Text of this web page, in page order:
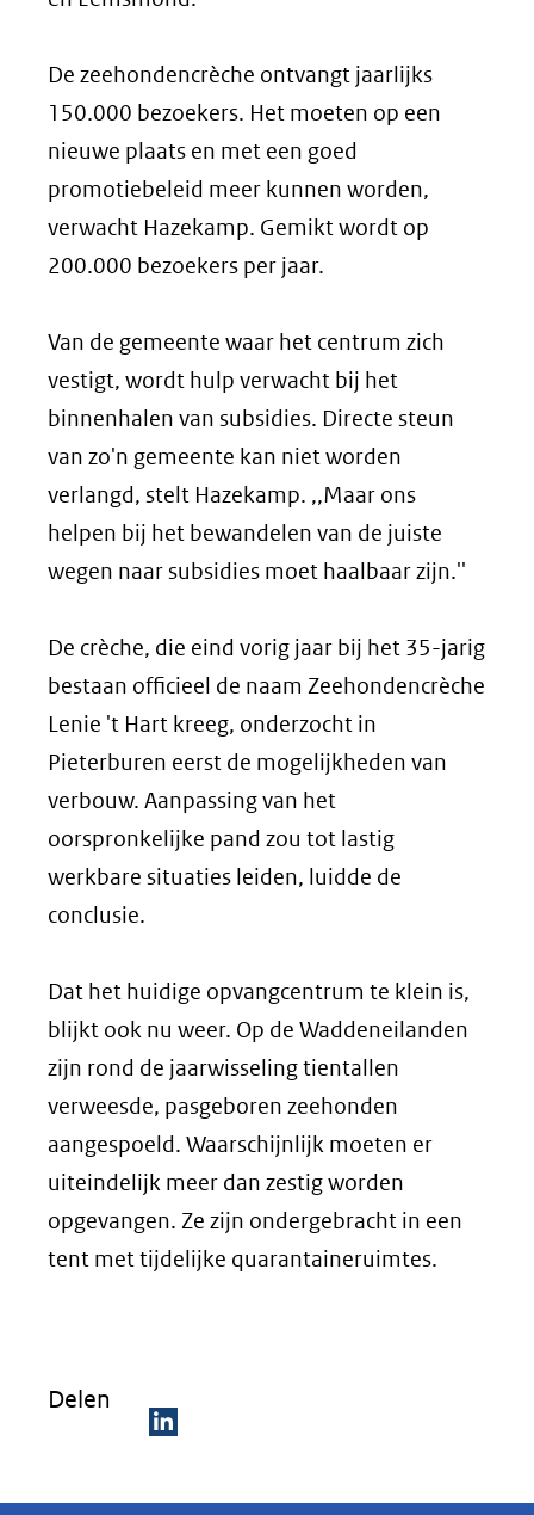
De zeehondencrèche ontvangt jaarlijks
150.000 bezoekers. Het moeten op een
nieuwe plaats en met een goed
promotiebeleid meer kunnen worden,
verwacht Hazekamp. Gemikt wordt op
200.000 bezoekers per jaar.
Van de gemeente waar het centrum zich
vestigt, wordt hulp verwacht bij het
binnenhalen van subsidies. Directe steun
van zo'n gemeente kan niet worden
verlangd, stelt Hazekamp. ,,Maar ons
helpen bij het bewandelen van de juiste
wegen naar subsidies moet haalbaar zijn.''
De crèche, die eind vorig jaar bij het 35-jarig
bestaan officieel de naam Zeehondencrèche
Lenie 't Hart kreeg, onderzocht in
Pieterburen eerst de mogelijkheden van
verbouw. Aanpassing van het
oorspronkelijke pand zou tot lastig
werkbare situaties leiden, luidde de
conclusie.
Dat het huidige opvangcentrum te klein is,
blijkt ook nu weer. Op de Waddeneilanden
zijn rond de jaarwisseling tientallen
verweesde, pasgeboren zeehonden
aangespoeld. Waarschijnlijk moeten er
uiteindelijk meer dan zestig worden
opgevangen. Ze zijn ondergebracht in een
tent met tijdelijke quarantaineruimtes.
Delen
e